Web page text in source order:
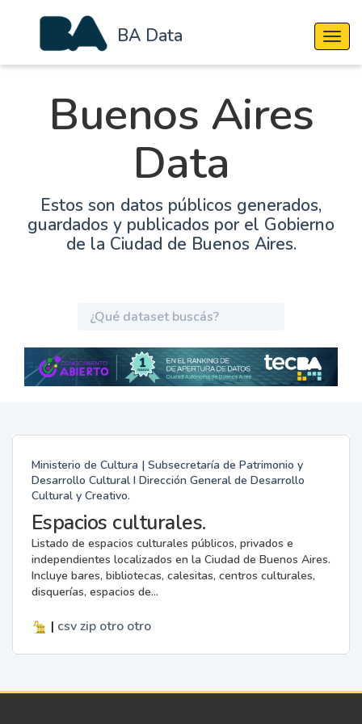
BA Data
Buenos Aires
Data
Estos son datos públicos generados,
guardados y publicados por el Gobierno
de la Ciudad de Buenos Aires.
Ministerio de Cultura | Subsecretaría de Patrimonio y
Desarrollo Cultural I Dirección General de Desarrollo
Cultural y Creativo.
Espacios culturales.
Listado de espacios culturales públicos, privados e
independientes localizados en la Ciudad de Buenos Aires.
Incluye bares, bibliotecas, calesitas, centros culturales,
disquerías, espacios de...
| csv zip otro otro